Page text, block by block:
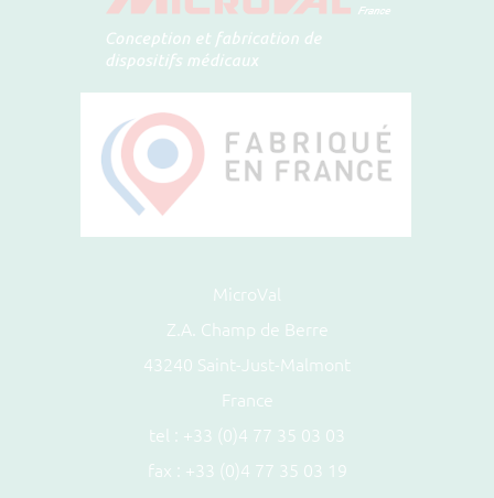
MicroVal
Z.A. Champ de Berre
43240 Saint-Just-Malmont
France
tel : +33 (0)4 77 35 03 03
fax : +33 (0)4 77 35 03 19